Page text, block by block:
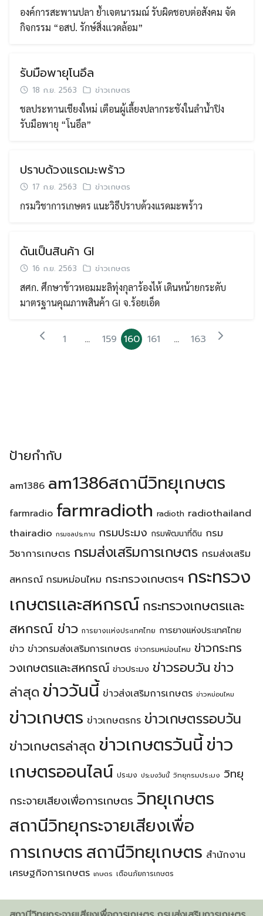
Search
องค์การสะพานปลา ย้ำเจตนารมณ์ รับผิดชอบต่อสังคม จัด
กิจกรรม “อสป. รักษ์สิ่งเเวดล้อม”
รับมือพายุโนอึล
18 ก.ย. 2563 ข่าวเกษตร
ชลประทานเชียงใหม่ เตือนผู้เลี้ยงปลากระชังในลำน้ำปิง
รับมือพายุ “โนอึล”
ปราบด้วงแรดมะพร้าว
17 ก.ย. 2563 ข่าวเกษตร
กรมวิชาการเกษตร แนะวิธีปราบด้วงแรดมะพร้าว
ดันเป็นสินค้า GI
16 ก.ย. 2563 ข่าวเกษตร
สศก. ศึกษาข้าวหอมมะลิทุ่งกุลาร้องไห้ เดินหน้ายกระดับ
มาตรฐานคุณภาพสินค้า GI จ.ร้อยเอ็ด
1 … 159 160 161 … 163
ป้ายกำกับ
am1386 am1386สถานีวิทยุเกษตร
farmradio farmradioth radioth radiothailand
thairadio กรมชลประทาน กรมประมง กรมพัฒนาที่ดิน กรม
วิชาการเกษตร กรมส่งเสริมการเกษตร กรมส่งเสริม
สหกรณ์ กรมหม่อนไหม กระทรวงเกษตรฯ กระทรวง
เกษตรเเละสหกรณ์ กระทรวงเกษตรเเละ
สหกรณ์ ข่าว การยางเเห่งประเทศไทย การยางแห่งประเทศไทย
ข่าว ข่าวกรมส่งเสริมการเกษตร ข่าวกรมหม่อนไหม ข่าวกระทร
วงเกษตรเเละสหกรณ์ ข่าวประมง ข่าวรอบวัน ข่าว
ล่าสุด ข่าววันนี้ ข่าวส่งเสริมการเกษตร ข่าวหม่อนไหม
ข่าวเกษตร ข่าวเกษตรกร ข่าวเกษตรรอบวัน
ข่าวเกษตรล่าสุด ข่าวเกษตรวันนี้ ข่าว
เกษตรออนไลน์ ประมง ประมงวันนี้ วิทยุกรมประมง วิทยุ
กระจายเสียงเพื่อการเกษตร วิทยุเกษตร
สถานีวิทยุกระจายเสียงเพื่อ
การเกษตรสถานีวิทยุเกษตร สำนักงาน
เศรษฐกิจการเกษตร เกษตร เตือนภัยการเกษตร